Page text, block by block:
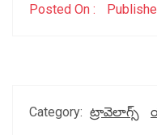
Posted On :
Category: ట్రావెలాగ్స్